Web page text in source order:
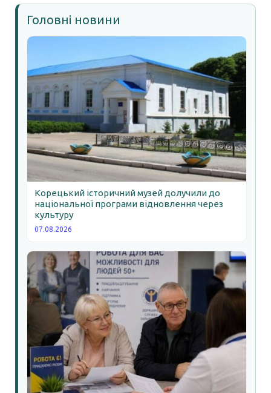
Головні новини
Корецький історичний музей долучили до
національної програми відновлення через
культуру
07.08.2026